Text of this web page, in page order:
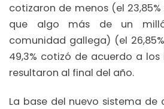
cotizaron de menos (el
que algo más de un
comunidad gallega) (el
49,3% cotizó de acuerdo a los
resultaron al final del año.
La base del nuevo sistema de